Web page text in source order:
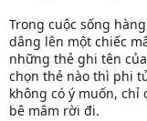
Trong cuộc sống
dâng lên một chiếc
những thẻ ghi tên
chọn thẻ nào thì phi
không có ý muốn,
bê mâm rời đi.